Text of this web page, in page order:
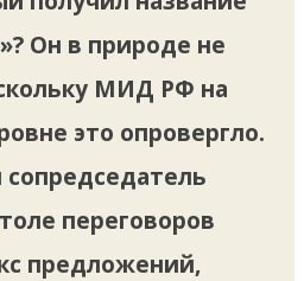
Он в природе не
МИД РФ на
это опровергло.
переговоров
предложений,